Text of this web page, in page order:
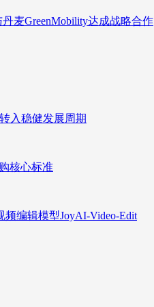
麦GreenMobility达成战略合作
入稳健发展周期
核心标准
编辑模型JoyAI-Video-Edit